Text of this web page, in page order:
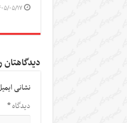
۱۴۰۵/۰۵/
دیدگاهتان
نشانی
دیدگاه*